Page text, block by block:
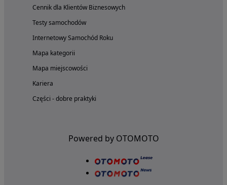
Cennik dla Klientów Biznesowych
Testy samochodów
Internetowy Samochód Roku
Mapa kategorii
Mapa miejscowości
Kariera
Części - dobre praktyki
Powered by OTOMOTO